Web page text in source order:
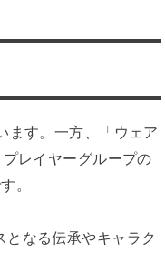
ます。一方、「ウェア
レイヤーグループの
。
なる伝承やキャラク